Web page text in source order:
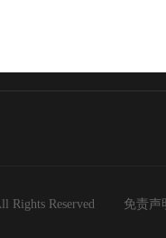
Rights Reserved 免责声